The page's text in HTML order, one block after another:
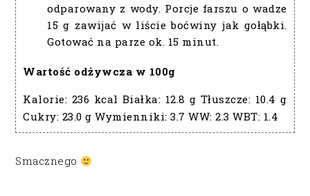
odparowany z wody. Porcje farszu o wadze
15 g zawijać w liście boćwiny jak gołąbki.
Gotować na parze ok. 15 minut.
Wartość odżywcza w 100g
Kalorie: 236 kcal Białka: 12.8 g Tłuszcze: 10.4 g
Cukry: 23.0 g Wymienniki:3.7 WW:2.3 WBT: 1.4
Smacznego